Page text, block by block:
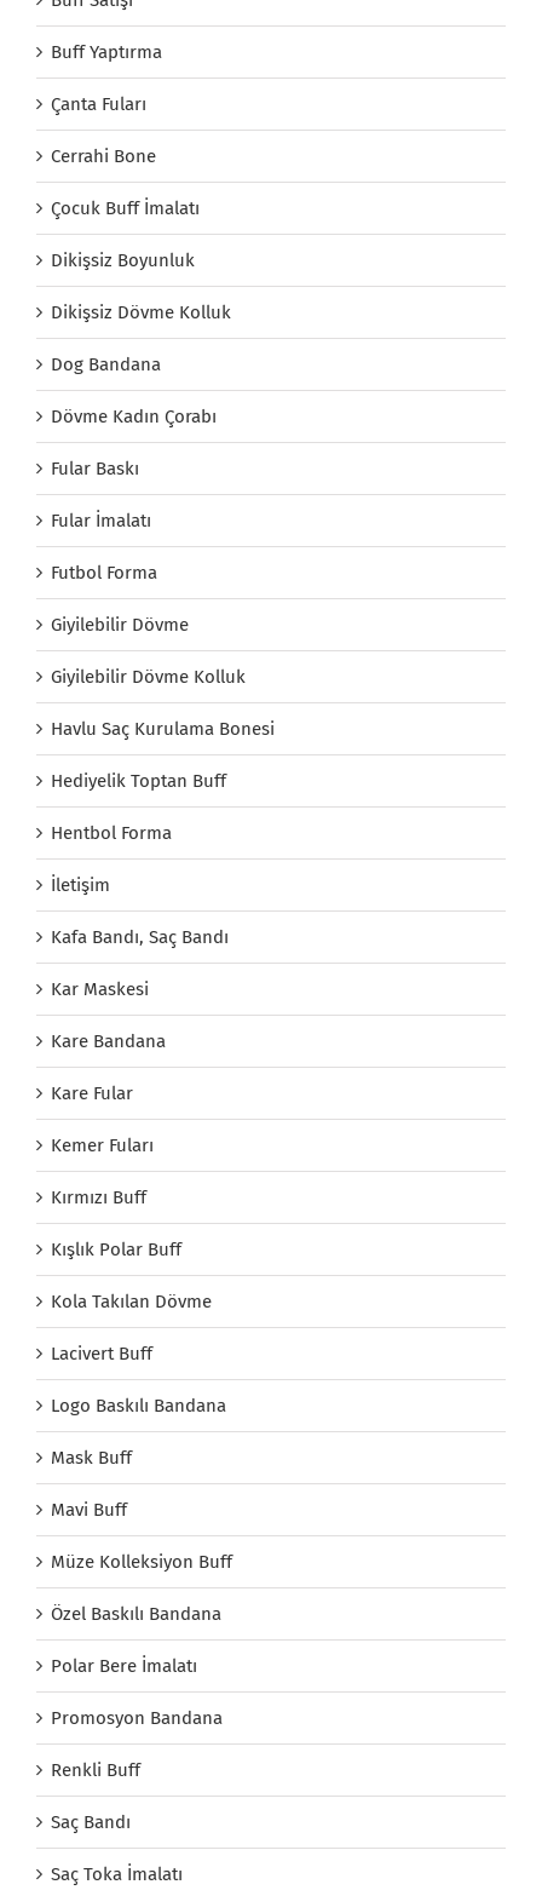
Buff Yaptırma
Çanta Fuları
Cerrahi Bone
Çocuk Buff İmalatı
Dikişsiz Boyunluk
Dikişsiz Dövme Kolluk
Dog Bandana
Dövme Kadın Çorabı
Fular Baskı
Fular İmalatı
Futbol Forma
Giyilebilir Dövme
Giyilebilir Dövme Kolluk
Havlu Saç Kurulama Bonesi
Hediyelik Toptan Buff
Hentbol Forma
İletişim
Kafa Bandı, Saç Bandı
Kar Maskesi
Kare Bandana
Kare Fular
Kemer Fuları
Kırmızı Buff
Kışlık Polar Buff
Kola Takılan Dövme
Lacivert Buff
Logo Baskılı Bandana
Mask Buff
Mavi Buff
Müze Kolleksiyon Buff
Özel Baskılı Bandana
Polar Bere İmalatı
Promosyon Bandana
Renkli Buff
Saç Bandı
Saç Toka İmalatı